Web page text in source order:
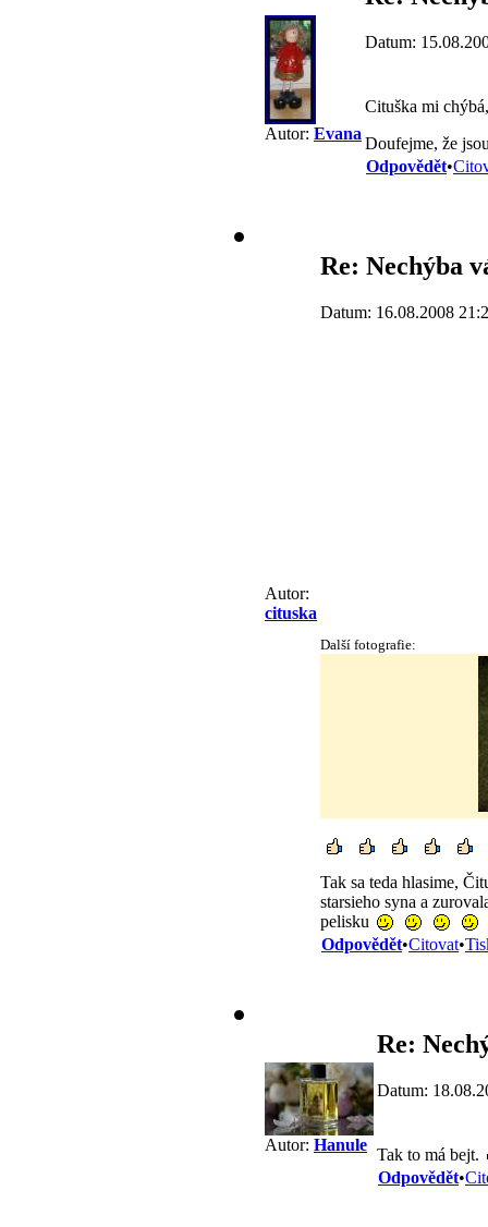
Autor: Evana
Datum:
Cituška mi
Doufejme, že
Odpovědět•
Autor:
cituska
Re: Nechýba
Datum: 16.08.2008
Další fotografie:
Tak sa teda hlasime,
starsieho syna a
pelisku
Odpovědět•Citovat•
Autor: Hanule
Re:
Datum:
Tak to má bejt.
Odpovědět•